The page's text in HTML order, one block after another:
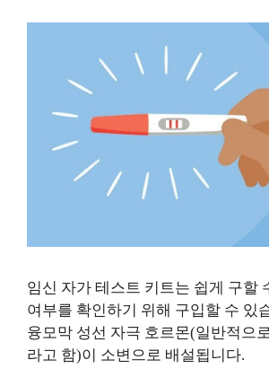
임신 자가 테스트 키트는 쉽게 구할
여부를 확인하기 위해 구입할 수 있
융모막 성선 자극 호르몬(일반적으
라고 함)이 소변으로 배설됩니다.